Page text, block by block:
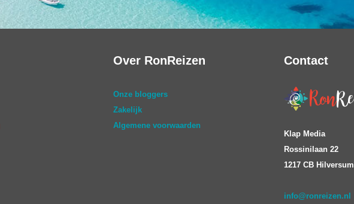
Over RonReizen
Onze bloggers
Zakelijk
Algemene voorwaarden
Contact
Klap Media
Rossinilaan 22
1217 CB Hilversum
info@ronreizen.nl